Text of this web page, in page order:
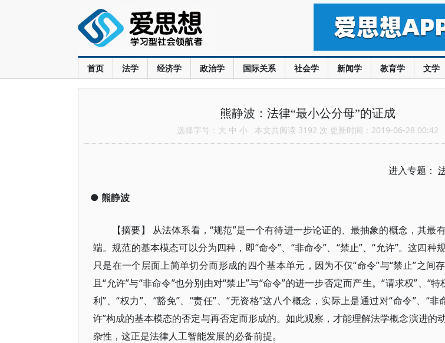
首页 法学 经济学 政治学 国际关系 社会学 新闻学 教育学 文学
熊静波：法律“最小公分母”的证成
选择字号： 大 中 小 本文共阅读 3192 次 更新时间：2019-06-28 00:42
进入专题：
● 熊静波
【摘要】 从法体系看，“规范”是一个有待进一步论证的、最抽象的概念，其最
端。规范的基本模态可以分为四种，即“命令”、“非命令”、“禁止”、“允许”。这四种
只是在一个层面上简单切分而形成的四个基本单元，因为不仅“命令”与“禁止”之间
且“允许”与“非命令”也分别由对“禁止”与“命令”的进一步否定而产生。“请求权”、“特
利”、“权力”、“豁免”、“责任”、“无资格”这八个概念，实际上是通过对“命令”、“非
许”构成的基本模态的否定与再否定而形成的。如此观察，才能理解法学概念演进的
杂性，这正是法律人工智能发展的必备前提。